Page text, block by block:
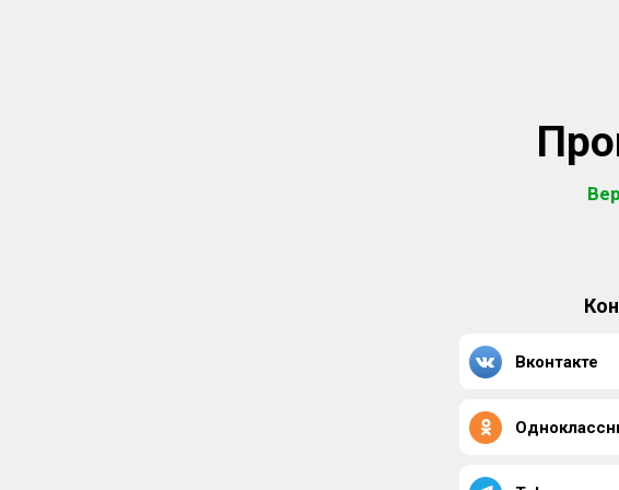
Вконтакте